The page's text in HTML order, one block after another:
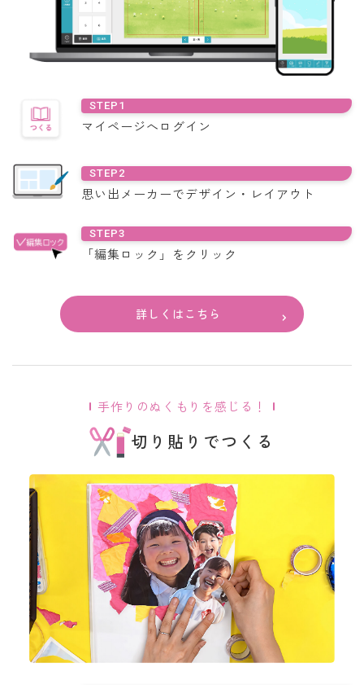
STEP1
マイページへ ログイン
STEP2
思い出メーカーでデザイン・レイアウト
STEP3
「編集ロック」 をクリック
詳しくはこちら
手作りのぬくもりを感じる！
切り貼りでつくる